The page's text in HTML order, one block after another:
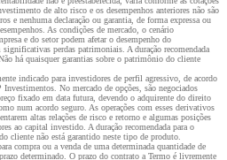
de alto risco e os desempenhos anteriores não são
e nenhuma declaração ou garantia, de forma expressa ou
As condições de mercado, o cenário
e do setor podem afetar o desempenho do
perdas patrimoniais. A duração recomendada
há quaisquer garantias sobre o patrimônio do cliente
indicado para investidores de perfil agressivo, de acordo
No mercado de opções, são negociados
fixado em data futura, devendo o adquirente do direito
num acordo seguro. As operações com esses derivativos
altas relações de risco e retorno e algumas posições
ao capital investido. A duração recomendada para o
cliente não está garantido neste tipo de produto.
compra ou a venda de uma determinada quantidade de
determinado. O prazo do contrato a Termo é livremente